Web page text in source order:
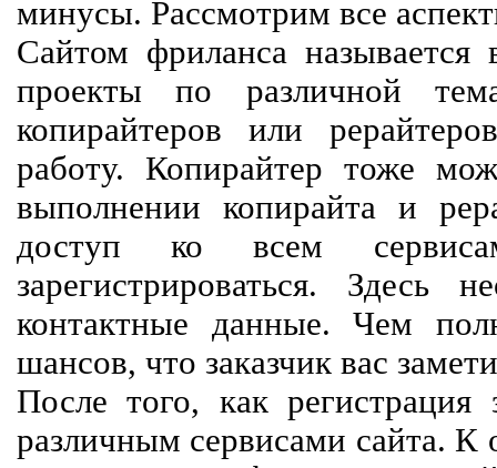
минусы. Рассмотрим все
Сайтом фриланса называется
проекты по различной
копирайтеров или
работу. Копирайтер тоже
выполнении копирайта и
доступ ко всем
зарегистрироваться. Здесь
контактные данные. Чем
шансов, что заказчик вас
После того, как регистрация
различным сервисами сайта. К